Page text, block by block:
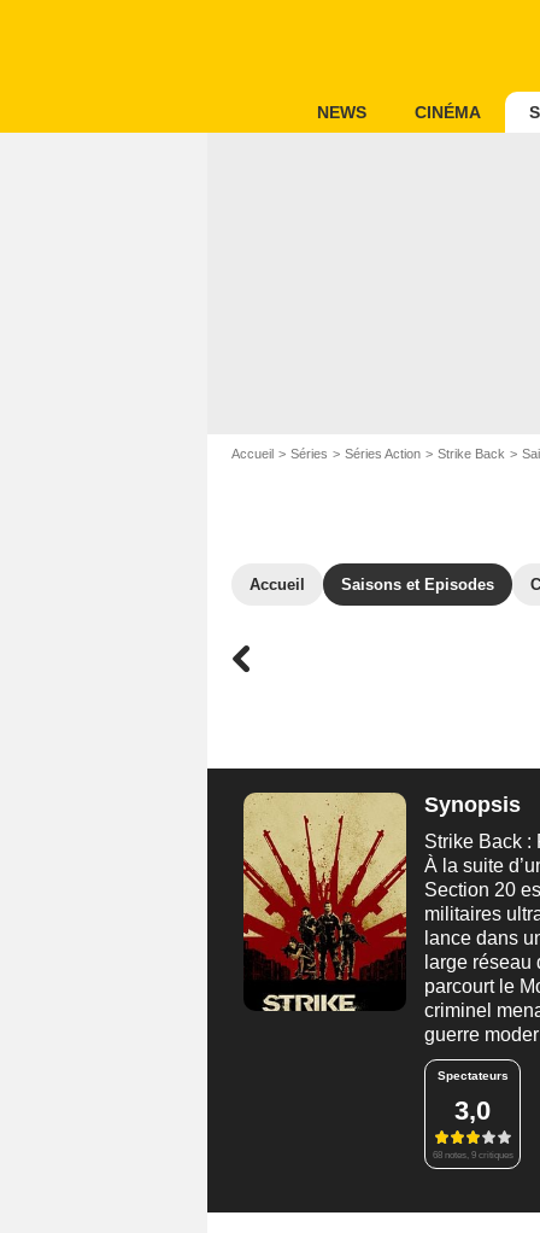
NEWS CINÉMA
Accueil Séries Séries Action Strike Back
Accueil Saisons et Episodes
Synopsis
Strike Back :
À la suite
Section 20
militaires
lance dans
large réseau
parcourt le
criminel
guerre
Spectateurs
3,0
68 notes, 9 critiques